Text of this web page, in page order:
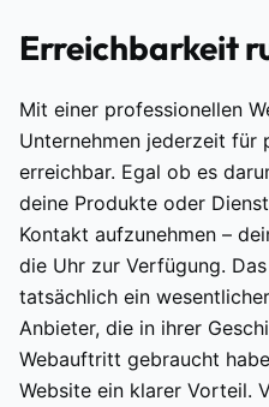
Erreichbarkeit
Mit einer professionellen
Unternehmen jederzeit für
erreichbar. Egal ob es
deine Produkte oder
Kontakt aufzunehmen –
die Uhr zur Verfügung.
tatsächlich ein
Anbieter, die in ihrer
Webauftritt gebraucht
Website ein klarer Vorteil.